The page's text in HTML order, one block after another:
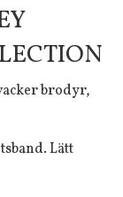
brodyr,
Lätt